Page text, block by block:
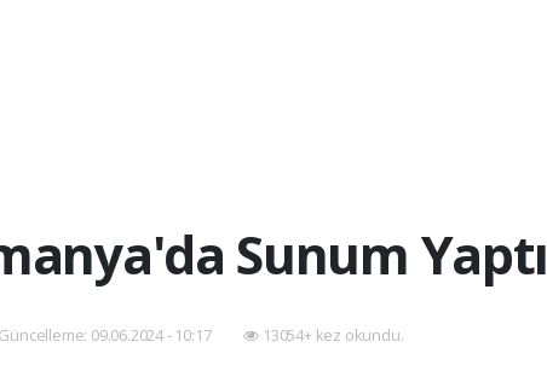
Sunum Yaptı
09.06.2024 - 10:17 13054+ kez okundu.